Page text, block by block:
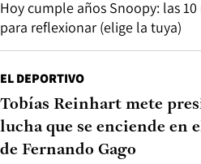
Hoy cumple años Snoopy: las
para reflexionar (elige la tuya)
EL DEPORTIVO
Tobías Reinhart mete
lucha que se enciende en
de Fernando Gago